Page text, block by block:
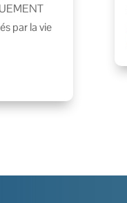
par la vie